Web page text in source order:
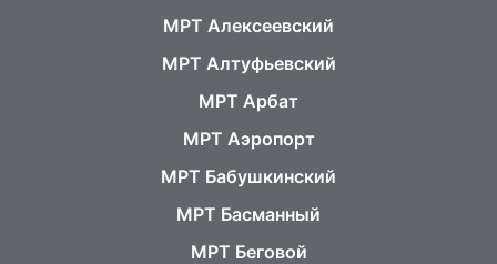
МРТ Алексеевский
МРТ Алтуфьевский
МРТ Арбат
МРТ Аэропорт
МРТ Бабушкинский
МРТ Басманный
МРТ Беговой